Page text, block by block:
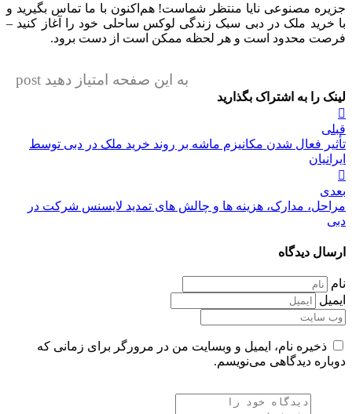
جزیره مصنوعی نایا منتظر شماست! هم‌اکنون با ما تماس بگیرید و
با خرید ملک در دبی سبک زندگی لوکس ساحلی خود را آغاز کنید –
فرصت محدود است و هر لحظه ممکن است از دست برود.
به این صفحه امتیاز دهید post
لینک را به اشتراک بگذارید
راهبری
نوشته
قبلی
تأثیر فعال شدن مکانیزم ماشه بر روند خرید ملک در دبی توسط
ایرانیان
بعدی
مراحل، مدارک، هزینه ها و چالش های تمدید لایسنس شرکت در
دبی
ارسال دیدگاه
نام
ایمیل
ذخیره نام، ایمیل و وبسایت من در مرورگر برای زمانی که
دوباره دیدگاهی می‌نویسم.